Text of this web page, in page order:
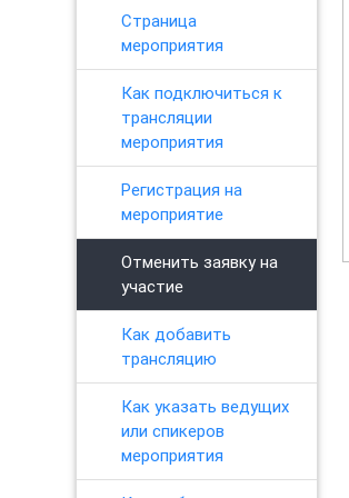
Страница
мероприятия
Как подключиться к
трансляции
мероприятия
Регистрация на
мероприятие
Отменить заявку на
участие
Как добавить
трансляцию
Как указать ведущих
или спикеров
мероприятия